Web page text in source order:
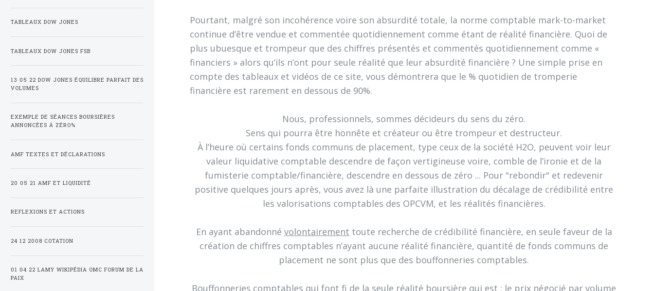
Pourtant, malgré son incohérence voire son absurdité totale, la norme comptable mark-to-market
continue d’être vendue et commentée quotidiennement comme étant de réalité financière. Quoi de
plus ubuesque et trompeur que des chiffres présentés et commentés quotidiennement comme «
financiers » alors qu’ils n’ont pour seule réalité que leur absurdité financière ? Une simple prise en
compte des tableaux et vidéos de ce site, vous démontrera que le % quotidien de tromperie
financière est rarement en dessous de 90%.
Nous, professionnels, sommes décideurs du sens du zéro.
Sens qui pourra être honnête et créateur ou être trompeur et destructeur.
À l’heure où certains fonds communs de placement, type ceux de la société H2O, peuvent voir leur
valeur liquidative comptable descendre de façon vertigineuse voire, comble de l’ironie et de la
fumisterie comptable/financière, descendre en dessous de zéro ... Pour "rebondir" et redevenir
positive quelques jours après, vous avez là une parfaite illustration du décalage de crédibilité entre
les valorisations comptables des OPCVM, et les réalités financières.
En ayant abandonné volontairement toute recherche de crédibilité financière, en seule faveur de la
création de chiffres comptables n’ayant aucune réalité financière, quantité de fonds communs de
placement ne sont plus que des bouffonneries comptables.
Bouffonneries comptables qui font fi de la seule réalité boursière qui est : le prix négocié par volume
TABLEAUX DOW JONES
TABLEAUX DOW JONES FSB
13 05 22 DOW JONES ÉQUILIBRE PARFAIT DES
VOLUMES
EXEMPLE DE SÉANCES BOURSIÈRES
ANNONCÉES À ZÉRO%
AMF TEXTES ET DÉCLARATIONS
20 05 21 AMF ET LIQUIDITÉ
REFLEXIONS ET ACTIONS
24 12 2008 COTATION
01 04 22 LAMY WIKIPÉDIA OMC FORUM DE LA
PAIX